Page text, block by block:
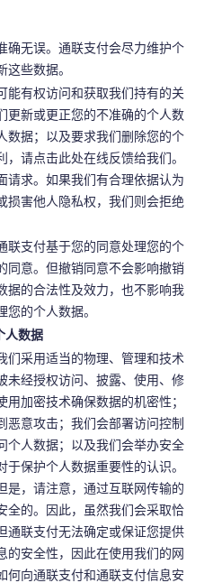
确无误。通联支付会尽力维护个
些数据。
能有权访问和获取我们持有的关
更新或更正您的不准确的个人数
数据；以及要求我们删除您的个
请点击此处在线反馈给我们。
请求。如果我们有合理依据认为
损害他人隐私权，我们则会拒绝
联支付基于您的同意处理您的个
同意。但撤销同意不会影响撤销
据的合法性及效力，也不影响我
的个人数据。
人数据
们采用适当的物理、管理和技术
未经授权访问、披露、使用、修
加密技术确保数据的机密性；
恶意攻击；我们会部署访问控制
个人数据；以及我们会举办安全
保护个人数据重要性的认识。
是，请注意，通过互联网传输的
全的。因此，虽然我们会采取恰
通联支付无法确定或保证您提供
的安全性，因此在使用我们的网
何向通联支付和通联支付信息安